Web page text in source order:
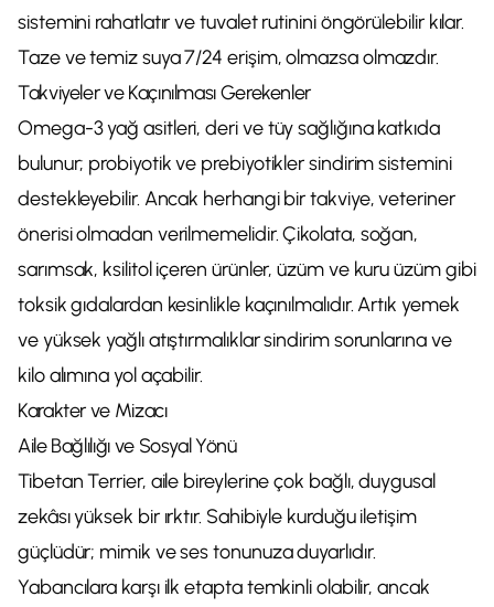
sistemini rahatlatır ve tuvalet rutinini öngörülebilir kılar.
Taze ve temiz suya 7/24 erişim, olmazsa olmazdır.
Takviyeler ve Kaçınılması Gerekenler
Omega-3 yağ asitleri, deri ve tüy sağlığına katkıda
bulunur; probiyotik ve prebiyotikler sindirim sistemini
destekleyebilir. Ancak herhangi bir takviye, veteriner
önerisi olmadan verilmemelidir. Çikolata, soğan,
sarımsak, ksilitol içeren ürünler, üzüm ve kuru üzüm gibi
toksik gıdalardan kesinlikle kaçınılmalıdır. Artık yemek
ve yüksek yağlı atıştırmalıklar sindirim sorunlarına ve
kilo alımına yol açabilir.
Karakter ve Mizacı
Aile Bağlılığı ve Sosyal Yönü
Tibetan Terrier, aile bireylerine çok bağlı, duygusal
zekâsı yüksek bir ırktır. Sahibiyle kurduğu iletişim
güçlüdür; mimik ve ses tonunuza duyarlıdır.
Yabancılara karşı ilk etapta temkinli olabilir, ancak